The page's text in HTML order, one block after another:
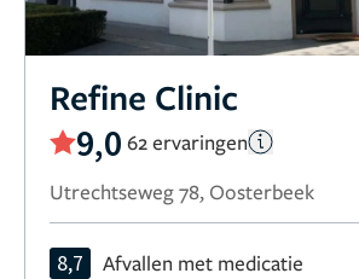
Refine Clinic
9,0 62 ervaringen
Utrechtseweg 78, Oosterbeek
8,7 Afvallen met medicatie